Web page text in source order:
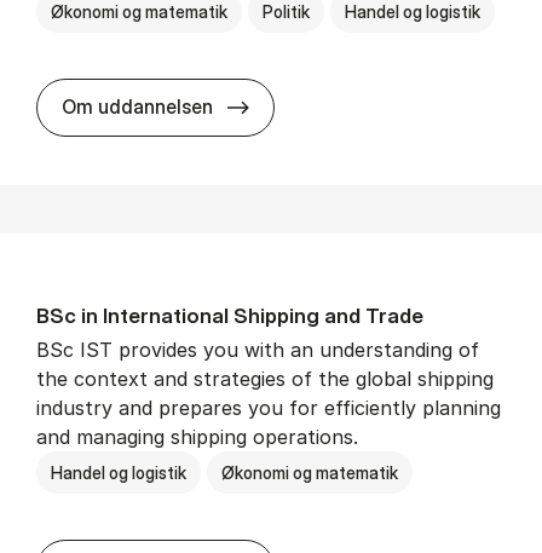
Økonomi og matematik Politik Handel og logistik
Om uddannelsen BSc in In­ter­na­tion­al Busi­ness
BSc in In­ter­na­tion­al Ship­ping and Trade
BSc IST provides you with an understanding of
the context and strategies of the global shipping
industry and prepares you for efficiently planning
and managing shipping operations.
Handel og logistik Økonomi og matematik